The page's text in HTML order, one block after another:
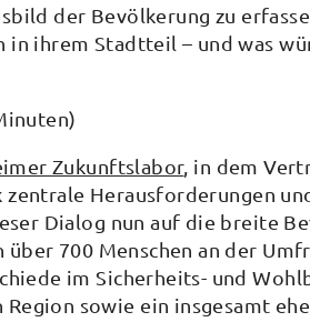
der Bevölkerung zu
ihrem Stadtteil – und was
Zukunftslabor, in dem
Herausforderungen
Dialog nun auf die breite
700 Menschen an der
im Sicherheits- und
sowie ein insgesamt